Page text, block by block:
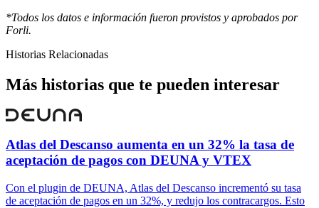
*Todos los datos e información fueron provistos y aprobados por
Forli.
Historias Relacionadas
Más historias que te pueden interesar
Atlas del Descanso aumenta en un 32% la tasa de
aceptación de pagos con DEUNA y VTEX
Con el plugin de DEUNA, Atlas del Descanso incrementó su tasa
de aceptación de pagos en un 32%, y redujo los contracargos. Esto